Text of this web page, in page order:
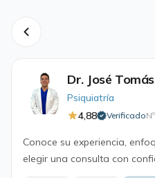
Dr. José
Psiquiatría
4,88
Verificado
Conoce su experiencia,
elegir una consulta con